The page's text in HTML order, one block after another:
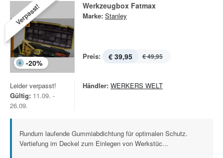
Verpasst!
-20%
Werkzeugbox Fatmax
Marke: Stanley
Preis: € 39,95 € 49,95
Leider verpasst!
Gültig: 11.09. -
26.09.
Händler: WERKERS WELT
Rundum laufende Gummiabdichtung für optimalen Schutz.
Vertiefung im Deckel zum Einlegen von Werkstüc...